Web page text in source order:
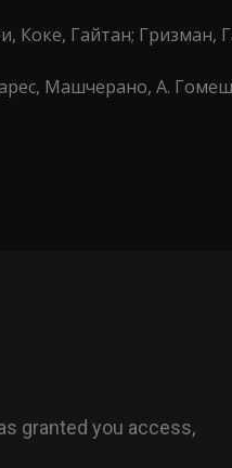
Коке, Гайтан; Гризман,
Машчерано, А.